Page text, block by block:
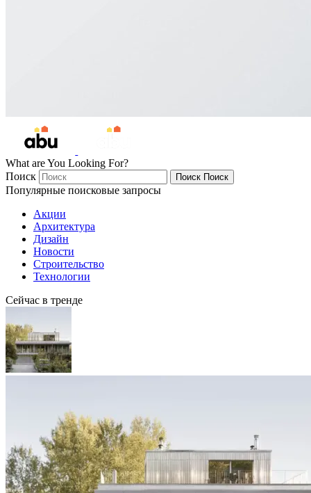
What are You Looking For?
Поиск
Поиск Поиск
Популярные поисковые запросы
Акции
Архитектура
Дизайн
Новости
Строительство
Технологии
Сейчас в тренде